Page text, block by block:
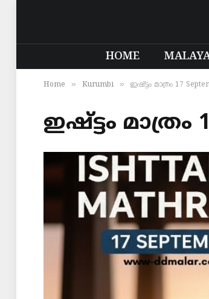
HOME
Home » Kurumbi » ഇഷ്ട്ടം മാത്രം 17
ഇഷ്ട്ടം മാത്രം